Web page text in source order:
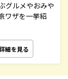
グルメやおみや
ワザを一挙紹
細を見る